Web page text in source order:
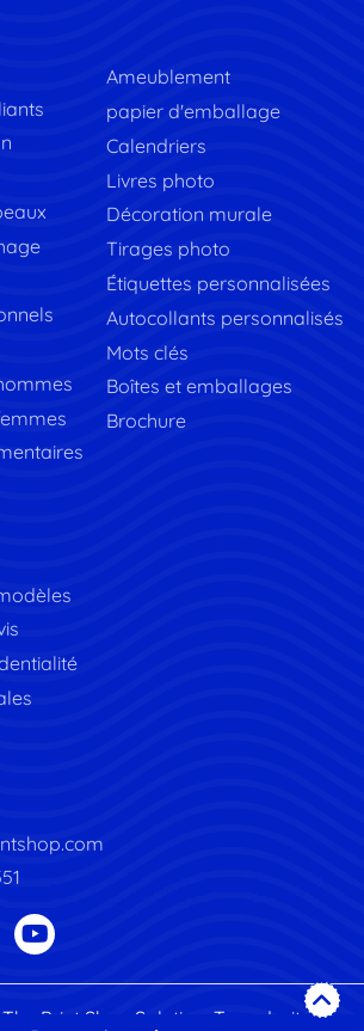
Ameublement
papier d'emballage
Calendriers
Livres photo
Décoration murale
Tirages photo
Étiquettes personnalisées
Autocollants personnalisés
Mots clés
Boîtes et emballages
Brochure
Print Shop Solution. Tous droits